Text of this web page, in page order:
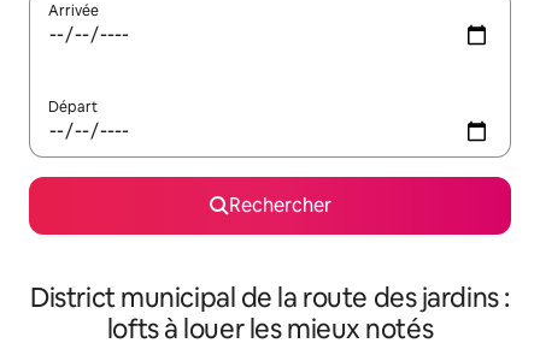
Arrivée
Départ
Rechercher
District municipal de la route des jardins :
lofts à louer les mieux notés